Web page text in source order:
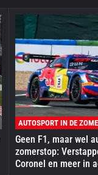
AUTOSPORT IN DE
Geen F1, maar wel
zomerstop:
Coronel en meer in